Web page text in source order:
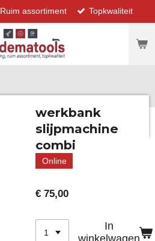
Ruim assortiment Topkwaliteit
werkbank
slijpmachine
combi
Online
€ 75,00
In